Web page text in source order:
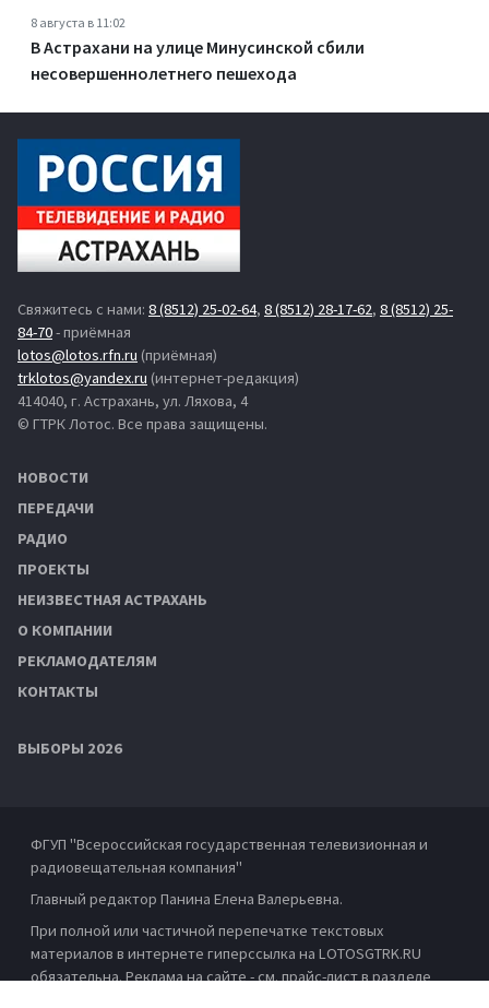
8 августа в 11:02
В Астрахани на улице Минусинской сбили
несовершеннолетнего пешехода
Свяжитесь с нами: 8 (8512) 25-02-64, 8 (8512) 28-17-62, 8 (8512) 25-
84-70- приёмная
lotos@lotos.rfn.ru (приёмная)
trklotos@yandex.ru (интернет-редакция)
414040, г. Астрахань, ул. Ляхова, 4
© ГТРК Лотос. Все права защищены.
НОВОСТИ
ПЕРЕДАЧИ
РАДИО
ПРОЕКТЫ
НЕИЗВЕСТНАЯ АСТРАХАНЬ
О КОМПАНИИ
РЕКЛАМОДАТЕЛЯМ
КОНТАКТЫ
ВЫБОРЫ 2026
ФГУП "Всероссийская государственная телевизионная и
радиовещательная компания"
Главный редактор Панина Елена Валерьевна.
При полной или частичной перепечатке текстовых
материалов в интернете гиперссылка на LOTOSGTRK.RU
обязательна. Реклама на сайте - см. прайс-лист в разделе